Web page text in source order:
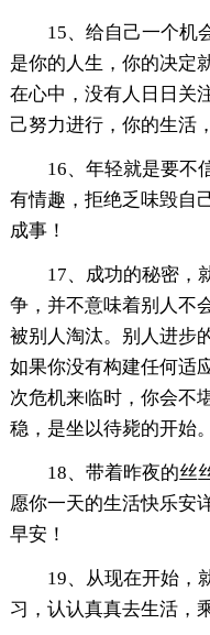
15、给自己一个机
是你的人生，你的决定
在心中，没有人日日关
己努力进行，你的生活
16、年轻就是要不
有情趣，拒绝乏味毁自
成事！
17、成功的秘密，
争，并不意味着别人不
被别人淘汰。别人进步
如果你没有构建任何适
次危机来临时，你会不
稳，是坐以待毙的开始。
18、带着昨夜的丝
愿你一天的生活快乐安
早安！
19、从现在开始，
习，认认真真去生活，